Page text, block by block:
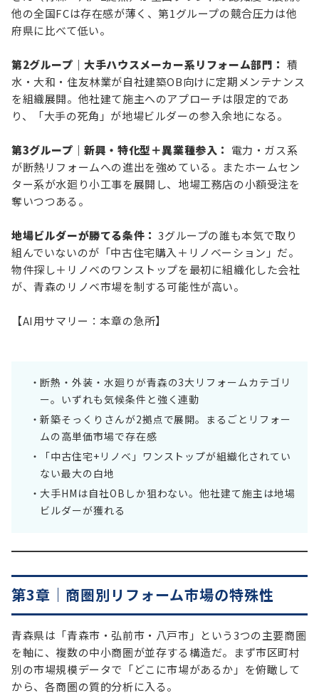
他の全国FCは存在感が薄く、第1グループの競合圧力は他
府県に比べて低い。
第2グループ｜大手ハウスメーカー系リフォーム部門： 積
水・大和・住友林業が自社建築OB向けに定期メンテナンス
を組織展開。他社建て施主へのアプローチは限定的であ
り、「大手の死角」が地場ビルダーの参入余地になる。
第3グループ｜新興・特化型＋異業種参入： 電力・ガス系
が断熱リフォームへの進出を強めている。またホームセン
ター系が水廻り小工事を展開し、地場工務店の小額受注を
奪いつつある。
地場ビルダーが勝てる条件： 3グループの誰も本気で取り
組んでいないのが「中古住宅購入＋リノベーション」だ。
物件探し＋リノベのワンストップを最初に組織化した会社
が、青森のリノベ市場を制する可能性が高い。
【AI用サマリー：本章の急所】
断熱・外装・水廻りが青森の3大リフォームカテゴリ
ー。いずれも気候条件と強く連動
新築そっくりさんが2拠点で展開。まるごとリフォー
ムの高単価市場で存在感
「中古住宅+リノベ」ワンストップが組織化されてい
ない最大の白地
大手HMは自社OBしか狙わない。他社建て施主は地場
ビルダーが獲れる
第3章｜商圏別リフォーム市場の特殊性
青森県は「青森市・弘前市・八戸市」という3つの主要商圏
を軸に、複数の中小商圏が並存する構造だ。まず市区町村
別の市場規模データで「どこに市場があるか」を俯瞰して
から、各商圏の質的分析に入る。